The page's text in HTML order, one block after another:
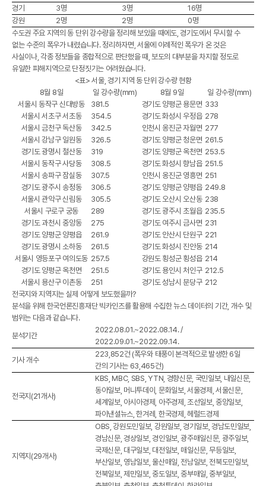
경기
3명 3명
16명
강원
2명 2명
0명
수도권 주요 지역의 동 단위 강수량을 정리해 보았을 때에도, 경기도에서 무시할 수
없는 수준의 폭우가 내렸습니다. 정리하자면, 서울에 이례적인 폭우가 온 것은
사실이나, 각종 정보들을 종합적으로 판단했을 때, 보도의 대부분을 차지할 정도로
유일한 피해지역으로 단정짓기는 어려웠습니다.
<표> 서울, 경기 지역 동 단위 강수량 현황
8월 8일
일 강수량(mm) 8월 9일
일 강수량(mm)
서울시 동작구 신대방동
381.5 경기도 양평군 용문면 333
서울시 서초구 서초동
354.5 경기도 화성시 우정읍 278
서울시 금천구 독산동
342.5 인천시 옹진군 자월면 277
서울시 강남구 일원동
326.5 경기도 양평군 청운면 261.5
경기도 광명시 철산동
319 경기도 양평군 옥천면 253.5
서울시 동작구 사당동
308.5 경기도 화성시 향남읍 251.5
서울시 송파구 잠실동
307.5 인천시 옹진군 영흥면 251
경기도 광주시 송정동
306.5 경기도 양평군 양평읍 249.8
서울시 관악구 신림동
305.5 경기도 오산시 오산동 238
서울시 구로구 궁동
289 경기도 광주시 초월읍 235.5
경기도 과천시 중앙동
275 경기도 여주시 금사면 231
경기도 양평군 양평읍
261.9 경기도 안산시 단원구 221
경기도 광명시 소하동
261.5 경기도 화성시 진안동 214
서울시 영등포구 여의도동 257.5 강원도 횡성군 횡성읍 214
경기도 양평군 옥천면
251.5 경기도 용인시 처인구 212.5
서울시 용산구 이촌동
251 경기도 성남시 분당구 212
전국지와 지역지는 실제 어떻게 보도했을까?
분석을 위해 한국언론진흥재단 빅카인즈를 활용해 수집한 뉴스 데이터의 기간, 개수 및
범위는 다음과 같습니다.
분석기간
2022.08.01.~2022.08.14. /
2022.09.01.~2022.09.14.
기사 개수
223,852건 (폭우와 태풍이 본격적으로 발생한 6일
간의 기사는 63,465건)
전국지(21개사)
KBS, MBC, SBS, YTN, 경향신문, 국민일보, 내일신문,
동아일보, 머니투데이, 문화일보, 서울경제, 서울신문,
세계일보, 아시아경제, 아주경제, 조선일보, 중앙일보,
파이낸셜뉴스, 한겨레, 한국경제, 헤럴드경제
지역지(29개사)
OBS, 강원도민일보, 강원일보, 경기일보, 경남도민일보,
경남신문, 경상일보, 경인일보, 광주매일신문, 광주일보,
국제신문, 대구일보, 대전일보, 매일신문, 무등일보,
부산일보, 영남일보, 울산매일, 전남일보, 전북도민일보,
전북일보, 제민일보, 중도일보, 중부매일, 중부일보,